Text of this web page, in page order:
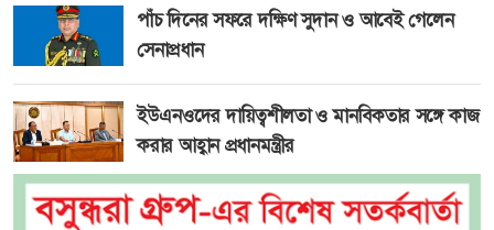
পাঁচ দিনের সফরে দক্ষিণ সুদান ও আবেই গেলেন
সেনাপ্রধান
ইউএনওদের দায়িত্বশীলতা ও মানবিকতার সঙ্গে কাজ
করার আহ্বান প্রধানমন্ত্রীর